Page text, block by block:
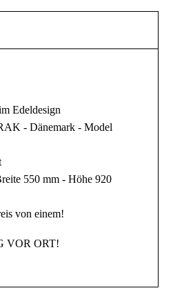
Edeldesign
- Dänemark - Model
550 mm - Höhe 920
von einem!
VOR ORT!